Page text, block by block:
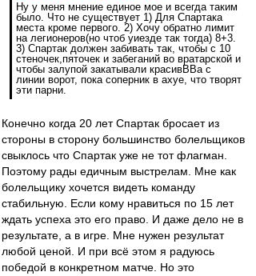
Ну у меня мнение единое мое и всегда таким
было. Что не существует 1) Для Спартака
места кроме первого. 2) Хочу обратно лимит
на легионеров(но чтоб уиезде так тогда) 8+3.
3) Спартак должен забивать так, чтобы с 10
стеночек,пяточек и забеганий во вратарской и
чтобы залупой закатывали красивВВа с
линии ворот, пока соперник в ахуе, что творят
эти парни.
Конечно когда 20 лет Спартак бросает из
стороны в сторону большинство болельщиков
свыклось что Спартак уже не тот флагман.
Поэтому рады едичным выстрелам. Мне как
болельщику хочется видеть команду
стабильную. Если кому нравиться по 15 лет
ждать успеха это его право. И даже дело не в
результате, а в игре. Мне нужен результат
любой ценой. И при всё этом я радуюсь
победой в конкретном матче. Но это